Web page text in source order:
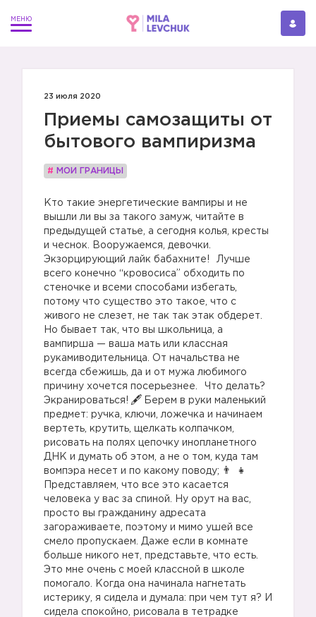
23 июля 2020
Приемы самозащиты от
бытового вампиризма
# МОИ ГРАНИЦЫ
Кто такие энергетические вампиры и не
вышли ли вы за такого замуж, читайте в
предыдущей статье, а сегодня колья, кресты
и чеснок. Вооружаемся, девочки.
Экзорцирующий лайк бабахните!⠀Лучше
всего конечно “кровосиса” обходить по
стеночке и всеми способами избегать,
потому что существо это такое, что с
живого не слезет, не так так этак обдерет.
Но бывает так, что вы школьница, а
вампирша — ваша мать или классная
рукамиводительница. От начальства не
всегда сбежишь, да и от мужа любимого
причину хочется посерьезнее.⠀Что делать?
Экранироваться!
Берем в руки маленький
предмет: ручка, ключи, ложечка и начинаем
вертеть, крутить, щелкать колпачком,
рисовать на полях цепочку инопланетного
ДНК и думать об этом, а не о том, куда там
вомпэра несет и по какому поводу;
Представляем, что все это касается
человека у вас за спиной. Ну орут на вас,
просто вы гражданину адресата
загораживаете, поэтому и мимо ушей все
смело пропускаем. Даже если в комнате
больше никого нет, представьте, что есть.
Это мне очень с моей классной в школе
помогало. Когда она начинала нагнетать
истерику, я сидела и думала: при чем тут я? И
сидела спокойно, рисовала в тетрадке